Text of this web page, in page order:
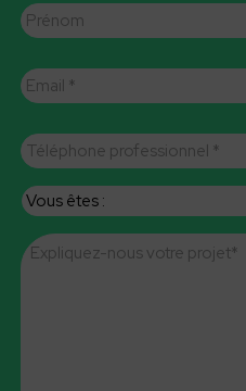
E-
mail *
Téléphone
professionnel *
Vous
êtes
Message